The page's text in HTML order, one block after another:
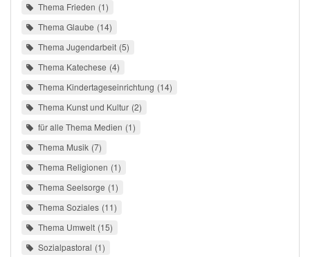
Thema Frieden 1
Thema Glaube 14
Thema Jugendarbeit 5
Thema Katechese 4
Thema Kindertageseinrichtung 14
Thema Kunst und Kultur 2
für alle Thema Medien 1
Thema Musik 7
Thema Religionen 1
Thema Seelsorge 1
Thema Soziales 11
Thema Umwelt 15
Sozialpastoral 1